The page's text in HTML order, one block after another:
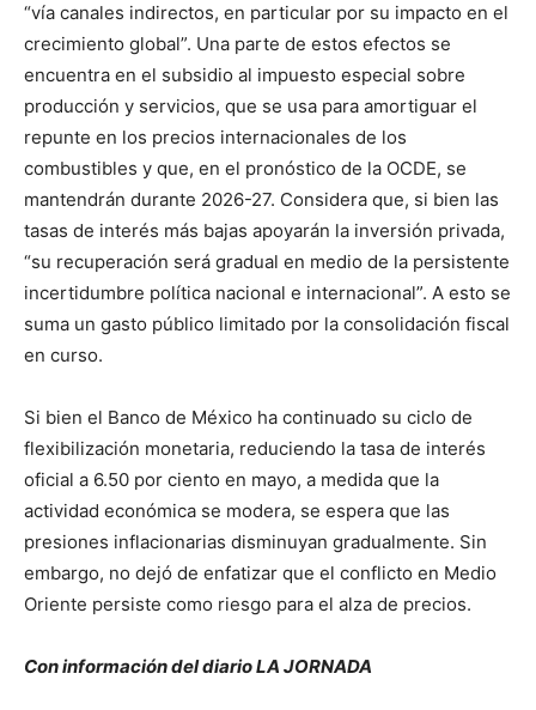
“vía canales indirectos, en particular por su impacto en el
crecimiento global”. Una parte de estos efectos se
encuentra en el subsidio al impuesto especial sobre
producción y servicios, que se usa para amortiguar el
repunte en los precios internacionales de los
combustibles y que, en el pronóstico de la OCDE, se
mantendrán durante 2026-27. Considera que, si bien las
tasas de interés más bajas apoyarán la inversión privada,
“su recuperación será gradual en medio de la persistente
incertidumbre política nacional e internacional”. A esto se
suma un gasto público limitado por la consolidación fiscal
en curso.
Si bien el Banco de México ha continuado su ciclo de
flexibilización monetaria, reduciendo la tasa de interés
oficial a 6.50 por ciento en mayo, a medida que la
actividad económica se modera, se espera que las
presiones inflacionarias disminuyan gradualmente. Sin
embargo, no dejó de enfatizar que el conflicto en Medio
Oriente persiste como riesgo para el alza de precios.
Con información del diario LA JORNADA